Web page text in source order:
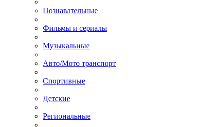
Познавательные
Фильмы и сериалы
Музыкальные
Авто/Мото транспорт
Спортивные
Детские
Региональные